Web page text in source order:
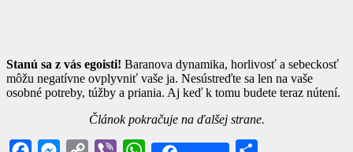
Stanú sa z vás egoisti! Baranova dynamika, horlivosť a sebeckosť
môžu negatívne ovplyvniť vaše ja. Nesústreďte sa len na vaše
osobné potreby, túžby a priania. Aj keď k tomu budete teraz nútení.
Článok pokračuje na ďalšej strane.